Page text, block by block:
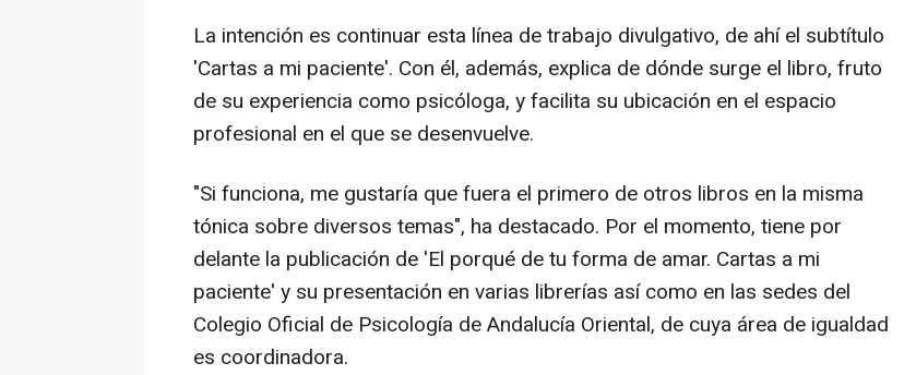
La intención es continuar esta línea de trabajo divulgativo, de ahí el subtítulo
'Cartas a mi paciente'. Con él, además, explica de dónde surge el libro, fruto
de su experiencia como psicóloga, y facilita su ubicación en el espacio
profesional en el que se desenvuelve.
"Si funciona, me gustaría que fuera el primero de otros libros en la misma
tónica sobre diversos temas", ha destacado. Por el momento, tiene por
delante la publicación de 'El porqué de tu forma de amar. Cartas a mi
paciente' y su presentación en varias librerías así como en las sedes del
Colegio Oficial de Psicología de Andalucía Oriental, de cuya área de igualdad
es coordinadora.